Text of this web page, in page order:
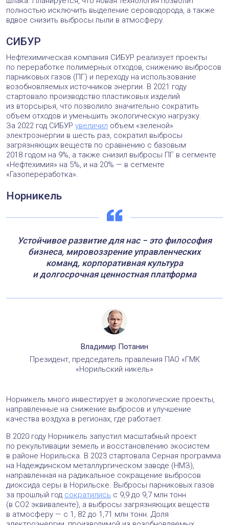
полностью исключить выделение сероводорода, а также
вдвое снизить выбросы пыли в атмосферу.
СИБУР
Нефтехимическая компания СИБУР реализует проекты
по переработке полимерных отходов, снижению выбросов
парниковых газов (ПГ) и переходу на использование
возобновляемых источников энергии. В 2021 году
стартовало производство пластиковых изделий
из вторсырья, что позволило значительно сократить
объем отходов и уменьшить экологическую нагрузку.
За 2022 год СИБУР увеличил объем «зеленой»
электроэнергии в шесть раз, сократил выбросы
загрязняющих веществ по сравнению с базовым
2018 годом на 9%, а также снизил выбросы ПГ в сегменте
«Нефтехимия» на 5%, и на 20% — в сегменте
«Газопереработка».
Норникель
Устойчивое развитие для нас − это философия
бизнеса, мировоззрение управленческих
команд, корпоративная культура
и долгосрочная ценностная платформа
Владимир Потанин
Президент, председатель правления ПАО «ГМК
«Норильский никель»
Норникель много инвестирует в экологические проекты,
направленные на снижение выбросов и улучшение
качества воздуха в регионах, где работает.
В 2020 году Норникель запустил масштабный проект
по рекультивации земель и восстановлению экосистем
в районе Норильска. В 2023 стартовала Серная программа
на Надеждинском металлургическом заводе (НМЗ),
направленная на радикальное сокращение выбросов
диоксида серы в Норильске. Выбросы парниковых газов
за прошлый год сократились с 9,9 до 9,7 млн тонн
(в СО2 эквиваленте), а выбросы загрязняющих веществ
в атмосферу — с 1, 82 до 1,71 млн тонн. Доля